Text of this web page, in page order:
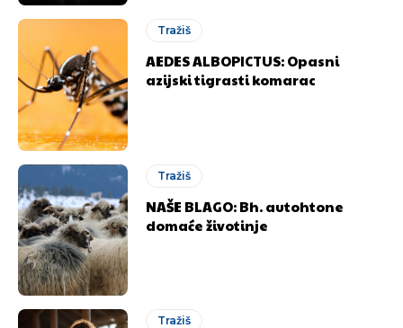
Tražiš
AEDES ALBOPICTUS: Opasni
azijski tigrasti komarac
Tražiš
NAŠE BLAGO: Bh. autohtone
domaće životinje
Tražiš